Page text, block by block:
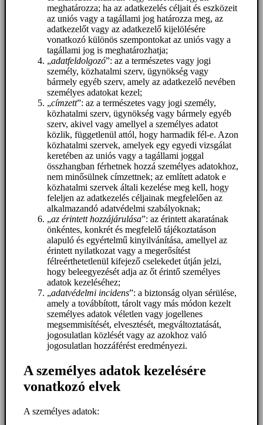
meghatározza; ha az adatkezelés céljait és eszközeit
az uniós vagy a tagállami jog határozza meg, az
adatkezelőt vagy az adatkezelő kijelölésére
vonatkozó különös szempontokat az uniós vagy a
tagállami jog is meghatározhatja;
„adatfeldolgozó”: az a természetes vagy jogi
személy, közhatalmi szerv, ügynökség vagy
bármely egyéb szerv, amely az adatkezelő nevében
személyes adatokat kezel;
„címzett”: az a természetes vagy jogi személy,
közhatalmi szerv, ügynökség vagy bármely egyéb
szerv, akivel vagy amellyel a személyes adatot
közlik, függetlenül attól, hogy harmadik fél-e. Azon
közhatalmi szervek, amelyek egy egyedi vizsgálat
keretében az uniós vagy a tagállami joggal
összhangban férhetnek hozzá személyes adatokhoz,
nem minősülnek címzettnek; az említett adatok e
közhatalmi szervek általi kezelése meg kell, hogy
feleljen az adatkezelés céljainak megfelelően az
alkalmazandó adatvédelmi szabályoknak;
„az érintett hozzájárulása”: az érintett akaratának
önkéntes, konkrét és megfelelő tájékoztatáson
alapuló és egyértelmű kinyilvánítása, amellyel az
érintett nyilatkozat vagy a megerősítést
félreérthetetlenül kifejező cselekedet útján jelzi,
hogy beleegyezését adja az őt érintő személyes
adatok kezeléséhez;
„adatvédelmi incidens”: a biztonság olyan sérülése,
amely a továbbított, tárolt vagy más módon kezelt
személyes adatok véletlen vagy jogellenes
megsemmisítését, elvesztését, megváltoztatását,
jogosulatlan közlését vagy az azokhoz való
jogosulatlan hozzáférést eredményezi.
A személyes adatok kezelésére
vonatkozó elvek
A személyes adatok: